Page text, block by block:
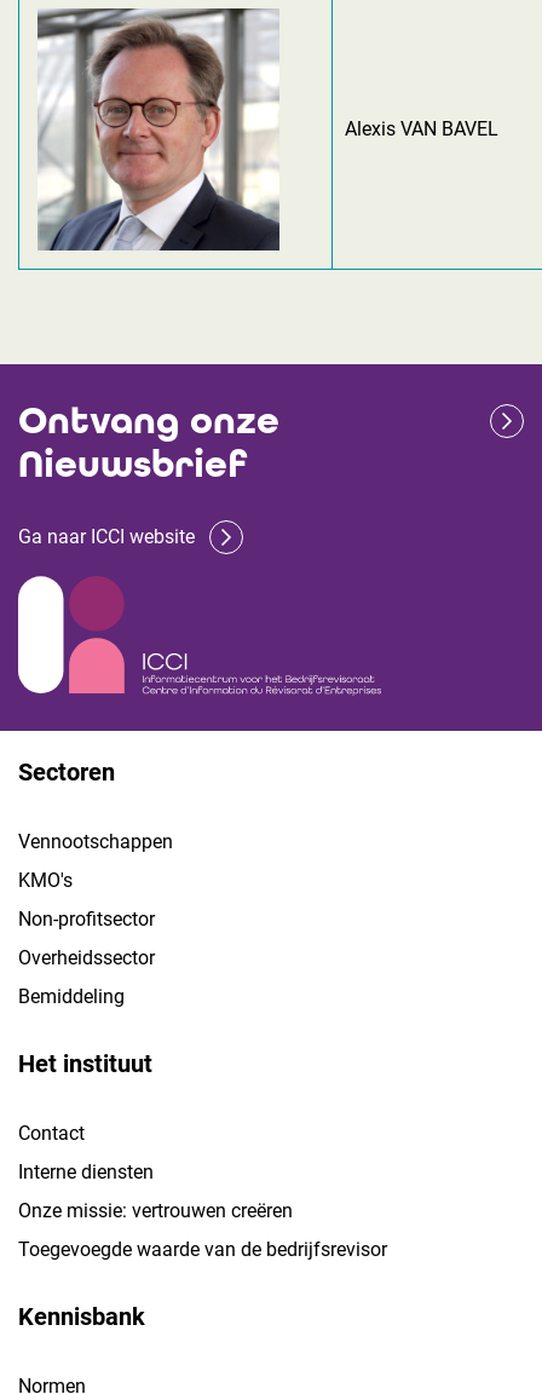
Alexis VAN BAVEL
Ontvang onze
Nieuwsbrief
Ga naar ICCI website
Sectoren
Vennootschappen
KMO's
Non-profitsector
Overheidssector
Bemiddeling
Het instituut
Contact
Interne diensten
Onze missie: vertrouwen creëren
Toegevoegde waarde van de bedrijfsrevisor
Kennisbank
Normen